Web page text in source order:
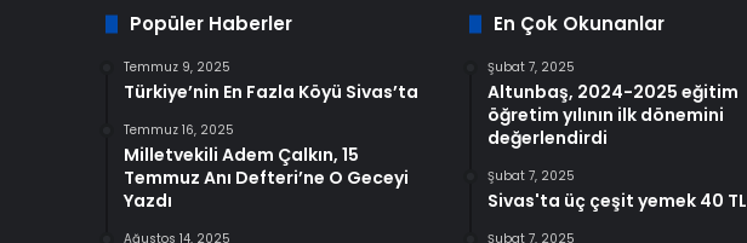
Popüler Haberler
Temmuz 9, 2025
Türkiye’nin En Fazla Köyü Sivas’ta
Temmuz 16, 2025
Milletvekili Adem Çalkın, 15
Temmuz Anı Defteri’ne O Geceyi
Yazdı
Ağustos 14, 2025
En Çok Okunanlar
Şubat 7, 2025
Altunbaş, 2024-2025 eğitim
öğretim yılının ilk dönemini
değerlendirdi
Şubat 7, 2025
Sivas'ta üç çeşit yemek 40 TL
Şubat 7, 2025